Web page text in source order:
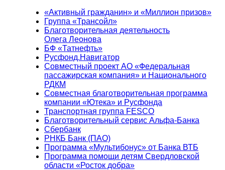
«Активный гражданин» и «Миллион призов»
Группа «Трансойл»
Благотворительная деятельность
Олега Леонова
БФ «Татнефть»
Русфонд.Навигатор
Совместный проект АО «Федеральная
пассажирская компания» и Национального
РДКМ
Совместная благотворительная программа
компании «Ютека» и Русфонда
Транспортная группа FESCO
Благотворительный сервис Альфа-Банка
Сбербанк
РНКБ Банк (ПАО)
Программа «Мультибонус» от Банка ВТБ
Программа помощи детям Свердловской
области «Росток добра»